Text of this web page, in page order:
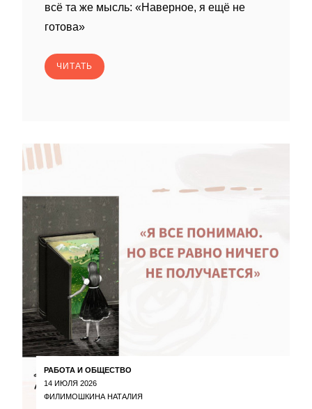
всё та же мысль: «Наверное, я ещё не
готова»
ЧИТАТЬ
РАБОТА И ОБЩЕСТВО
14 ИЮЛЯ 2026
ФИЛИМОШКИНА НАТАЛИЯ